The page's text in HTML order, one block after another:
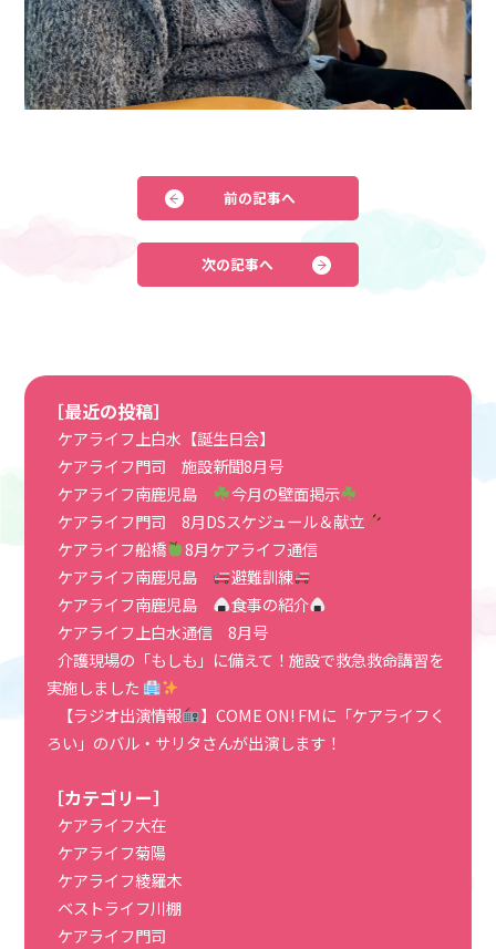
前の記事へ
次の記事へ
［最近の投稿］
ケアライフ上白水【誕生日会】
ケアライフ門司 施設新聞8月号
ケアライフ南鹿児島
今月の壁面掲示
ケアライフ門司 8月DSスケジュール＆献立
ケアライフ船橋
8月ケアライフ通信
ケアライフ南鹿児島
避難訓練
ケアライフ南鹿児島
食事の紹介
ケアライフ上白水通信 8月号
介護現場の「もしも」に備えて！施設で救急救命講習を
実施しました
【ラジオ出演情報
】COME ON! FMに「ケアライフく
ろい」のバル・サリタさんが出演します！
［カテゴリー］
ケアライフ大在
ケアライフ菊陽
ケアライフ綾羅木
ベストライフ川棚
ケアライフ門司